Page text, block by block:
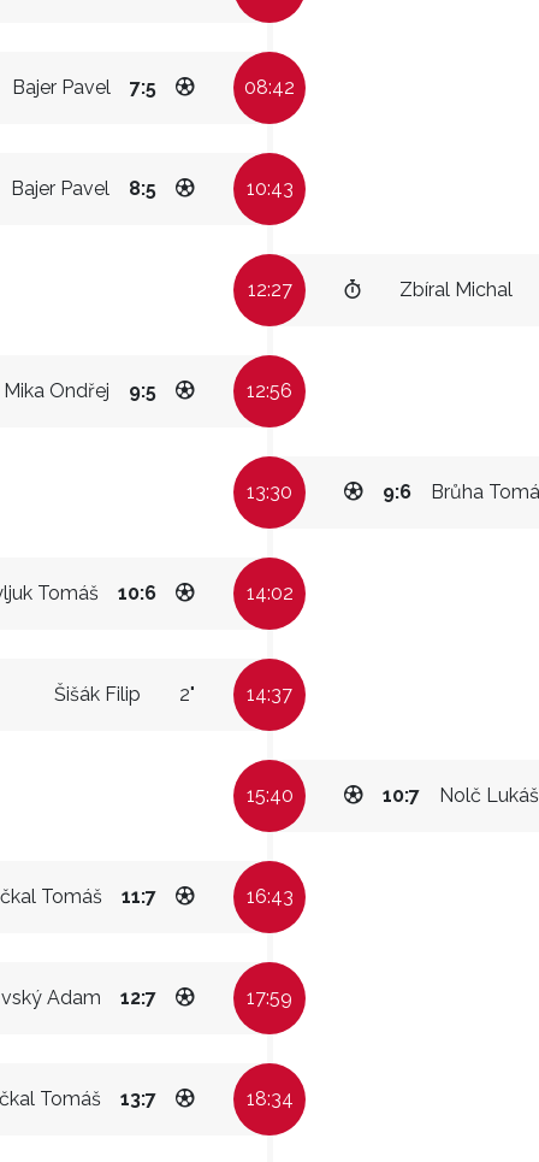
Bajer Pavel 7:5 08:42
Bajer Pavel 8:5 10:43
12:27 Zbíral Michal
Mika Ondřej 9:5 12:56
13:30 Brůha
9:6
Tomáš 10:6 14:02
Šišák Filip 2" 14:37
15:40 Nolč Lukáš
10:7
Tomáš 11:7 16:43
Adam 12:7 17:59
Tomáš 13:7 18:34